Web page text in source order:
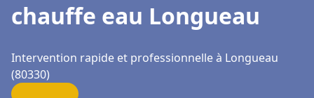
chauffe eau Longueau
Intervention rapide et professionnelle à Longueau
(80330)